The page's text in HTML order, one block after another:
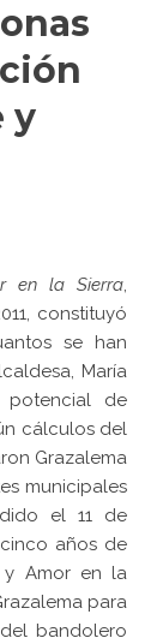
y
en la Sierra,
constituyó
se han
María
potencial de
cálculos del
Grazalema
municipales
el 11 de
años de
y Amor en la
para
bandolero